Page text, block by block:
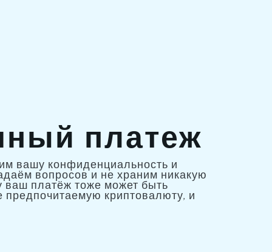
платеж
вашу конфиденциальность и
вопросов и не храним никакую
платёж тоже может быть
криптовалюту, и